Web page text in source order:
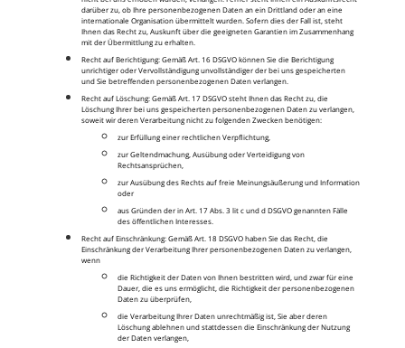
darüber zu, ob Ihre personenbezogenen Daten an ein Drittland oder an eine
internationale Organisation übermittelt wurden. Sofern dies der Fall ist, steht
Ihnen das Recht zu, Auskunft über die geeigneten Garantien im Zusammenhang
mit der Übermittlung zu erhalten.
Recht auf Berichtigung: Gemäß Art. 16 DSGVO können Sie die Berichtigung
unrichtiger oder Vervollständigung unvollständiger der bei uns gespeicherten
und Sie betreffenden personenbezogenen Daten verlangen.
Recht auf Löschung: Gemäß Art. 17 DSGVO steht Ihnen das Recht zu, die
Löschung Ihrer bei uns gespeicherten personenbezogenen Daten zu verlangen,
soweit wir deren Verarbeitung nicht zu folgenden Zwecken benötigen:
zur Erfüllung einer rechtlichen Verpflichtung,
zur Geltendmachung, Ausübung oder Verteidigung von
Rechtsansprüchen,
zur Ausübung des Rechts auf freie Meinungsäußerung und Information
oder
aus Gründen der in Art. 17 Abs. 3 lit c und d DSGVO genannten Fälle
des öffentlichen Interesses.
Recht auf Einschränkung: Gemäß Art. 18 DSGVO haben Sie das Recht, die
Einschränkung der Verarbeitung Ihrer personenbezogenen Daten zu verlangen,
wenn
die Richtigkeit der Daten von Ihnen bestritten wird, und zwar für eine
Dauer, die es uns ermöglicht, die Richtigkeit der personenbezogenen
Daten zu überprüfen,
die Verarbeitung Ihrer Daten unrechtmäßig ist, Sie aber deren
Löschung ablehnen und stattdessen die Einschränkung der Nutzung
der Daten verlangen,